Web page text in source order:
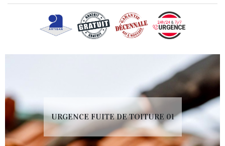
URGENCE FUITE DE TOITURE 01